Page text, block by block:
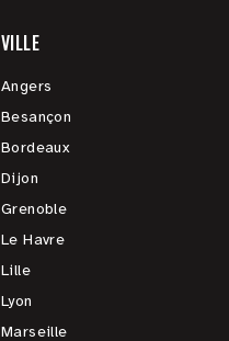
VILLE
Angers
Besançon
Bordeaux
Dijon
Grenoble
Le Havre
Lille
Lyon
Marseille